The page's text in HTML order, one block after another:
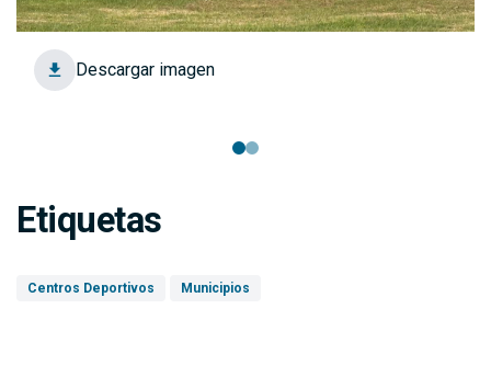
Descargar imagen
Etiquetas
Centros Deportivos Municipios